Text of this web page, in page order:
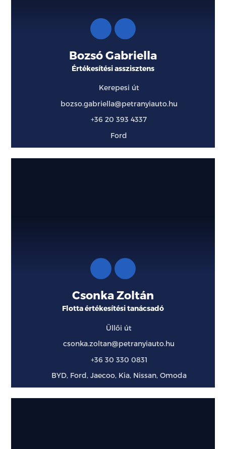
Bozsó Gabriella
Értékesítési asszisztens
Kerepesi út
bozso.gabriella@petranyiauto.hu
+36 20 393 4337
Ford
Csonka Zoltán
Flotta értékesítési tanácsadó
Üllői út
csonka.zoltan@petranyiauto.hu
+36 30 330 0831
BYD, Ford, Jaecoo, Kia, Nissan, Omoda